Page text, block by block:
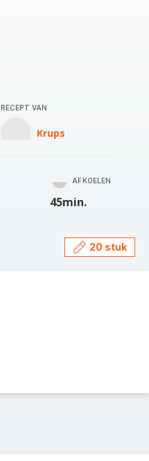
RECEPT VAN
Krups
AFKOELEN
45min.
20 stuk